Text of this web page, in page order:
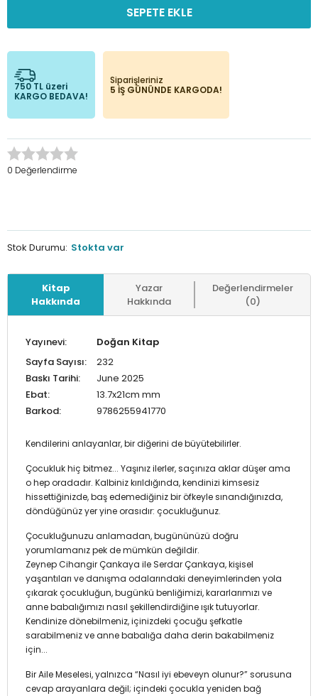
SEPETE EKLE
750 TL üzeri
KARGO BEDAVA!
Siparişleriniz
5 İŞ GÜNÜNDE KARGODA!
0 Değerlendirme
Stok Durumu: Stokta var
Kitap
Hakkında
Yazar
Hakkında
Değerlendirmeler
(0)
Yayınevi:
Doğan Kitap
Sayfa Sayısı:
232
Baskı Tarihi:
June 2025
Ebat:
13.7x21cm mm
Barkod:
9786255941770
Kendilerini anlayanlar, bir diğerini de büyütebilirler.
Çocukluk hiç bitmez... Yaşınız ilerler, saçınıza aklar düşer ama
o hep oradadır. Kalbiniz kırıldığında, kendinizi kimsesiz
hissettiğinizde, baş edemediğiniz bir öfkeyle sınandığınızda,
döndüğünüz yer yine orasıdır: çocukluğunuz.
Çocukluğunuzu anlamadan, bugününüzü doğru
yorumlamanız pek de mümkün değildir.
Zeynep Cihangir Çankaya ile Serdar Çankaya, kişisel
yaşantıları ve danışma odalarındaki deneyimlerinden yola
çıkarak çocukluğun, bugünkü benliğimizi, kararlarımızı ve
anne babalığımızı nasıl şekillendirdiğine ışık tutuyorlar.
Kendinize dönebilmeniz, içinizdeki çocuğu şefkatle
sarabilmeniz ve anne babalığa daha derin bakabilmeniz
için...
Bir Aile Meselesi, yalnızca “Nasıl iyi ebeveyn olunur?” sorusuna
cevap arayanlara değil; içindeki çocukla yeniden bağ